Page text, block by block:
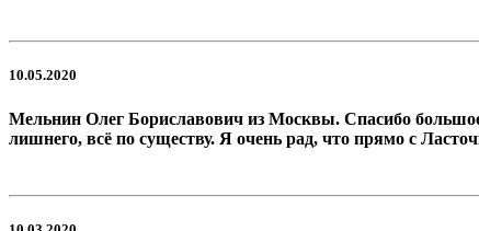
10.05.2020
Мельнин Олег Бориславович из Москвы. Спасибо
лишнего, всё по существу. Я очень рад, что прямо с